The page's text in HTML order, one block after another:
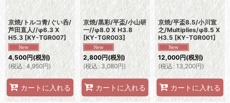
京焼/トルコ青/ぐい呑/
芦田直人//φ6.3 X
H5.3 [KY-TGR007]
4,500円(税別)
(税込 : 4,950円)
カートに入れる
京焼/黒彩/平盃/小山研
一//φ8.0 X H3.8
[KY-TGR003]
2,800円(税別)
(税込: 3,080円)
カートに入れる
京焼/平盃8.5/小川宣
之/Multiplies/φ8.5 X
H3.5 [KY-TGR001]
12,000円(税別)
(税込 : 13,200円)
カートに入れる